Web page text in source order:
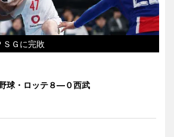
ＳＧに完敗
球・ロッテ８―０西武